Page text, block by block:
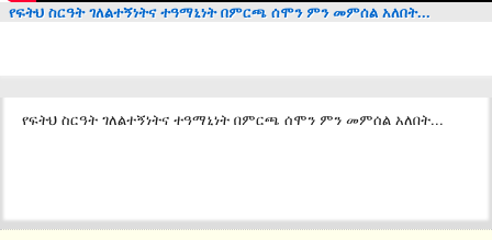
የፍትህ ስርዓት ገለልተኝነትና ተዓማኒነት በምርጫ ሰሞን ምን መምሰል አለበት...
የፍትህ ስርዓት ገለልተኝነትና ተዓማኒነት በምርጫ ሰሞን ምን መምሰል አለበት...